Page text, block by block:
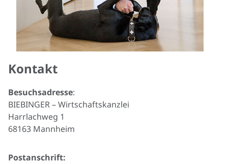
Kontakt
Besuchsadresse:
BIEBINGER – Wirtschaftskanzlei
Harrlachweg 1
68163 Mannheim
Postanschrift: